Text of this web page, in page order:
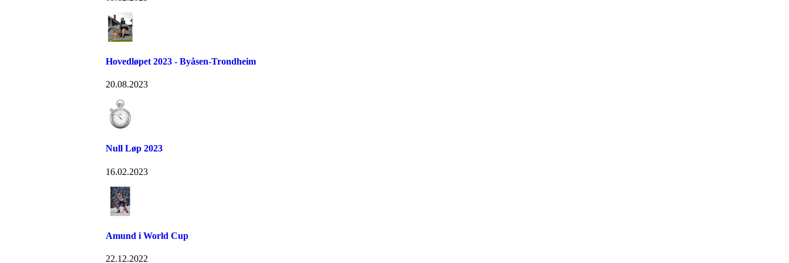
Hovedløpet 2023 - Byåsen-Trondheim
20.08.2023
Null Løp 2023
16.02.2023
Amund i World Cup
22.12.2022